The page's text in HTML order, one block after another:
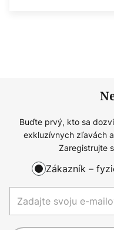
Buďte prvý, kto sa
exkluzívnych zľavách
Zaregistrujte
Zákazník –